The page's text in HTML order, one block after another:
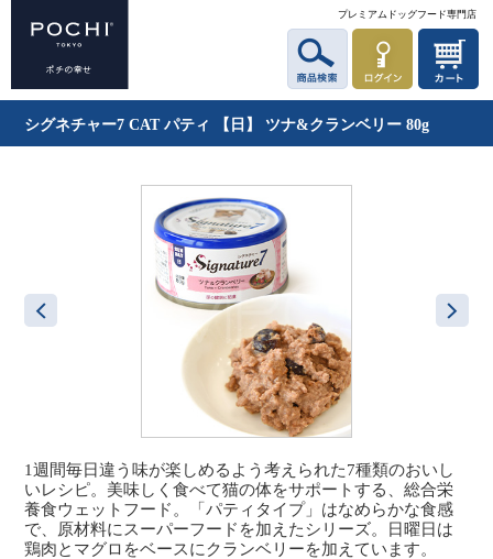
プレミアムドッグフード専門店
シグネチャー7 CAT パティ 【日】 ツナ&クランベリー 80g
1週間毎日違う味が楽しめるよう考えられた7種類のおいし
いレシピ。美味しく食べて猫の体をサポートする、総合栄
養食ウェットフード。「パティタイプ」はなめらかな食感
で、原材料にスーパーフードを加えたシリーズ。日曜日は
鶏肉とマグロをベースにクランベリーを加えています。